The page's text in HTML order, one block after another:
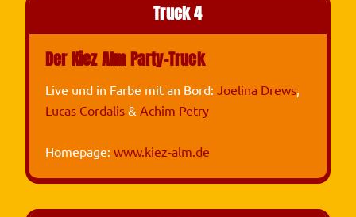
Truck 4
Der Kiez Alm Party-Truck
Live und in Farbe mit an Bord: Joelina Drews
Lucas Cordalis & Achim Petry
Homepage: www.kiez-alm.de